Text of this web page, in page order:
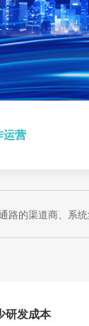
运营
的渠道商、系统
研发成本